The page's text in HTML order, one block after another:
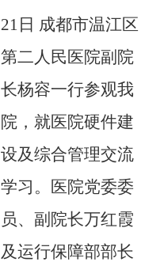
21日 成都市温江区
第二人民医院副院
长杨容一行参观我
院，就医院硬件建
设及综合管理交流
学习。医院党委委
员、副院长万红霞
及运行保障部部长